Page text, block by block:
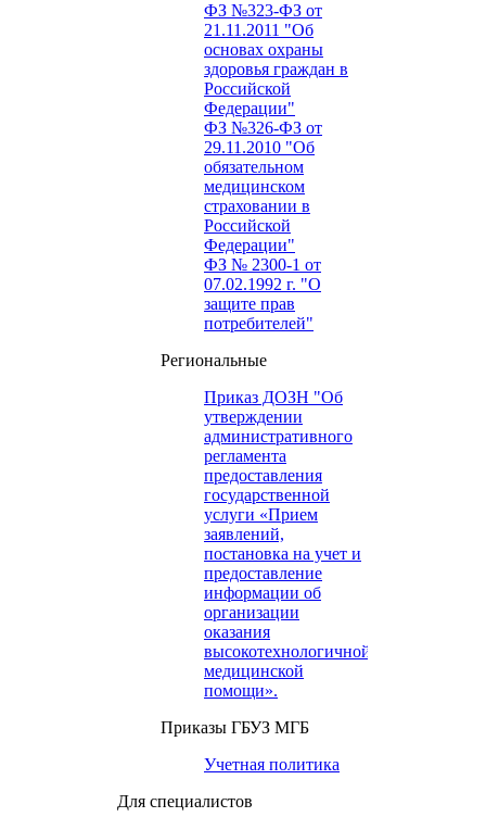
ФЗ №323-ФЗ от
21.11.2011 "Об
основах охраны
здоровья граждан в
Российской
Федерации"
ФЗ №326-ФЗ от
29.11.2010 "Об
обязательном
медицинском
страховании в
Российской
Федерации"
ФЗ № 2300-1 от
07.02.1992 г. "О
защите прав
потребителей"
Региональные
Приказ ДОЗН "Об
утверждении
административного
регламента
предоставления
государственной
услуги «Прием
заявлений,
постановка на учет и
предоставление
информации об
организации
оказания
высокотехнологичной
медицинской
помощи».
Приказы ГБУЗ МГБ
Учетная политика
Для специалистов